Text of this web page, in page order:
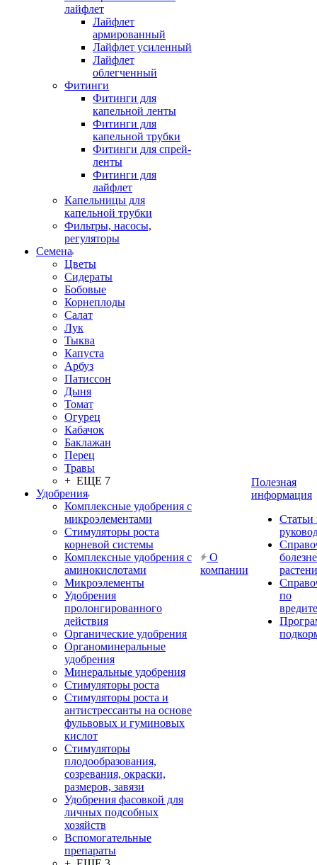
лайфлет
Лайфлет
армированный
Лайфлет усиленный
Лайфлет
облегченный
Фитинги
Фитинги для
капельной ленты
Фитинги для
капельной трубки
Фитинги для спрей-
ленты
Фитинги для
лайфлет
Капельницы для
капельной трубки
Фильтры, насосы,
регуляторы
Семена
Цветы
Сидераты
Бобовые
Корнеплоды
Салат
Лук
Тыква
Капуста
Арбуз
Патиссон
Дыня
Томат
Огурец
Кабачок
Баклажан
Перец
Травы
+ ЕЩЕ 7
Удобрения
Комплексные удобрения с
микроэлементами
Стимуляторы роста
корневой системы
Комплексные удобрения с
аминокислотами
Микроэлементы
Удобрения
пролонгированного
действия
Органические удобрения
Органоминеральные
удобрения
Минеральные удобрения
Стимуляторы роста
Стимуляторы роста и
антистрессанты на основе
фульвовых и гуминовых
кислот
Стимуляторы
плодообразования,
созревания, окраски,
размеров, завязи
Удобрения фасовкой для
личных подсобных
хозяйств
Вспомогательные
препараты
О
компании
Полезная
информация
Статьи
по